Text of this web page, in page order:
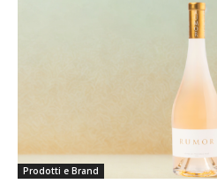
Prodotti e Brand